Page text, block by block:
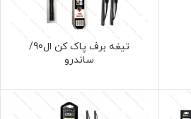
تیغه برف پاک کن ال90/
ساندرو